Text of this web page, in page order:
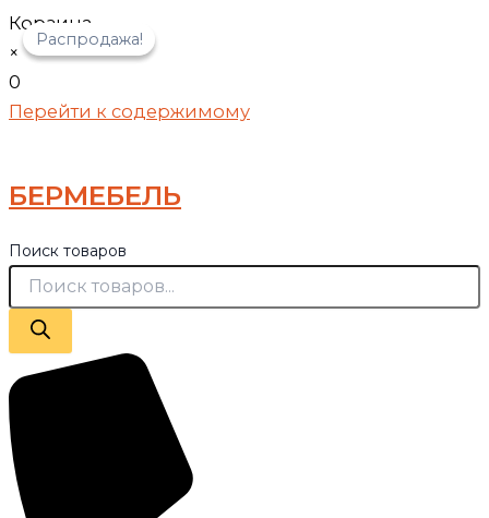
Корзина
×
0
Перейти к содержимому
БЕРМЕБЕЛЬ
Поиск товаров
Распродажа!
Распродажа!